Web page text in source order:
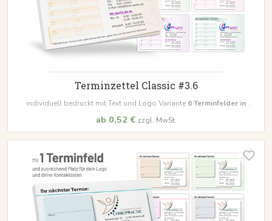
Terminzettel Classic #3.6
individuell bedruckt mit Text und Logo Variante 6Terminfelder in
ab 0,52 € zzgl. MwSt.